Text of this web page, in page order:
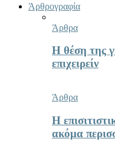
Άρθρογραφία
Άρθρα
Η θέση της
επιχειρείν
Άρθρα
Η
ακόμα